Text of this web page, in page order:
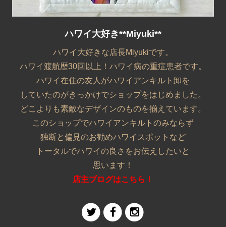
ハワイ大好き**Miyuki**
ハワイ大好きな店長Miyukiです。
ハワイ渡航歴30回以上！ハワイ病の重症患者です。
ハワイ在住の友人がハワイアンキルト卸を
していたのがきっかけでショップをはじめました。
どこよりも素敵なデザインのものを揃えています。
このショップでハワイアンキルトのみならず
独断と偏見のお勧めハワイスポットなど
トータルでハワイの良さをお伝えしたいと
思います！
店主ブログはこちら！